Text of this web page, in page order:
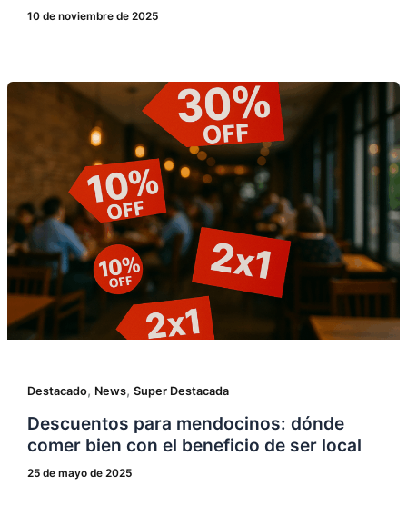
10 de noviembre de 2025
Destacado, News, Super Destacada
Descuentos para mendocinos: dónde
comer bien con el beneficio de ser local
25 de mayo de 2025